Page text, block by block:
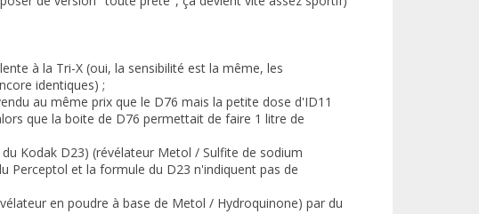
à la Tri-X (oui, la sensibilité est la même, les
identiques) ;
au même prix que le D76 mais la petite dose d'ID11
que la boite de D76 permettait de faire 1 litre de
Kodak D23) (révélateur Metol / Sulfite de sodium
Perceptol et la formule du D23 n'indiquent pas de
en poudre à base de Metol / Hydroquinone) par du